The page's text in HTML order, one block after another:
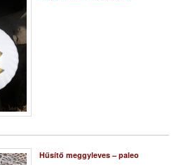
Hűsítő meggyleves – paleo